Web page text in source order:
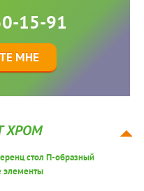
15-91
МНЕ
ХРОМ
стол П-образный
элементы